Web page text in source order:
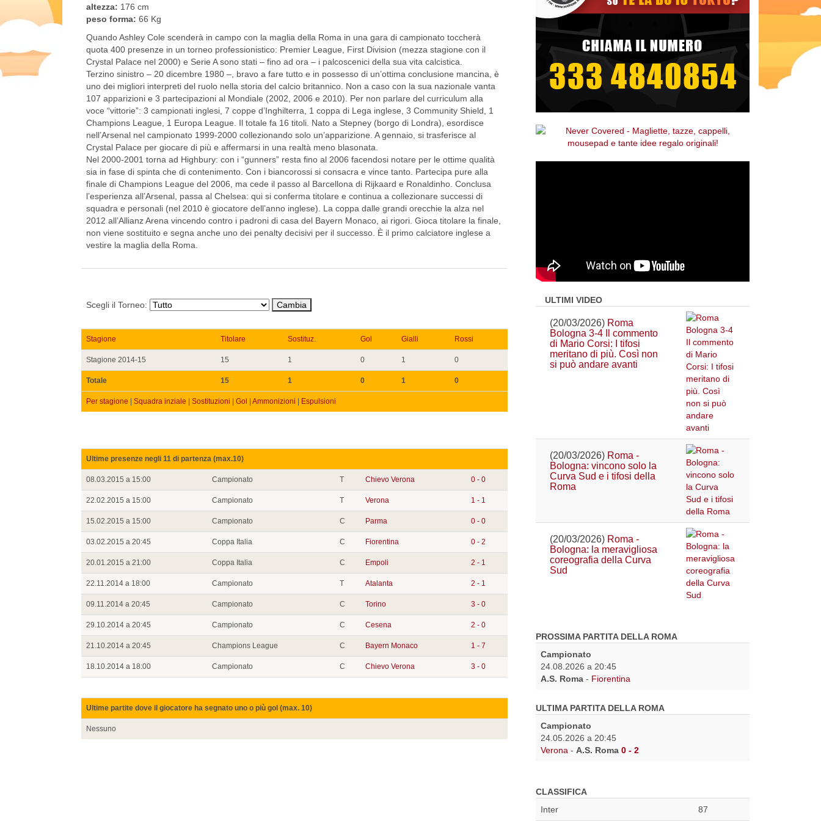
altezza: 176 cm
peso forma: 66 Kg
Quando Ashley Cole scenderà in campo con la maglia della Roma in una gara di campionato toccherà
quota 400 presenze in un torneo professionistico: Premier League, First Division (mezza stagione con il
Crystal Palace nel 2000) e Serie A sono stati – fino ad ora – i palcoscenici della sua vita calcistica.
Terzino sinistro – 20 dicembre 1980 –, bravo a fare tutto e in possesso di un’ottima conclusione mancina, è
uno dei migliori interpreti del ruolo nella storia del calcio britannico. Non a caso con la sua nazionale vanta
107 apparizioni e 3 partecipazioni al Mondiale (2002, 2006 e 2010). Per non parlare del curriculum alla
voce “vittorie”: 3 campionati inglesi, 7 coppe d’Inghilterra, 1 coppa di Lega inglese, 3 Community Shield, 1
Champions League, 1 Europa League. Il totale fa 16 titoli. Nato a Stepney (borgo di Londra), esordisce
nell’Arsenal nel campionato 1999-2000 collezionando solo un’apparizione. A gennaio, si trasferisce al
Crystal Palace per giocare di più e affermarsi in una realtà meno blasonata.
Nel 2000-2001 torna ad Highbury: con i “gunners” resta fino al 2006 facendosi notare per le ottime qualità
sia in fase di spinta che di contenimento. Con i biancorossi si consacra e vince tanto. Partecipa pure alla
finale di Champions League del 2006, ma cede il passo al Barcellona di Rijkaard e Ronaldinho. Conclusa
l’esperienza all’Arsenal, passa al Chelsea: qui si conferma titolare e continua a collezionare successi di
squadra e personali (nel 2010 è giocatore dell’anno inglese). La coppa dalle grandi orecchie la alza nel
2012 all’Allianz Arena vincendo contro i padroni di casa del Bayern Monaco, ai rigori. Gioca titolare la finale,
non viene sostituito e segna anche uno dei penalty decisivi per il successo. È il primo calciatore inglese a
vestire la maglia della Roma.
Scegli il Torneo:
Stagione Titolare Sostituz. Gol Gialli Rossi
Stagione 2014-15 15 1 0 1 0
Totale 15 1 0 1 0
Per stagione | Squadra inziale | Sostituzioni | Gol | Ammonizioni | Espulsioni
Ultime presenze negli 11 di partenza (max.10)
08.03.2015 a 15:00 Campionato T Chievo Verona 0 - 0
22.02.2015 a 15:00 Campionato T Verona 1 - 1
15.02.2015 a 15:00 Campionato C Parma 0 - 0
03.02.2015 a 20:45 Coppa Italia C Fiorentina 0 - 2
20.01.2015 a 21:00 Coppa Italia C Empoli 2 - 1
22.11.2014 a 18:00 Campionato T Atalanta 2 - 1
09.11.2014 a 20:45 Campionato C Torino 3 - 0
29.10.2014 a 20:45 Campionato C Cesena 2 - 0
21.10.2014 a 20:45 Champions League C Bayern Monaco 1 - 7
18.10.2014 a 18:00 Campionato C Chievo Verona 3 - 0
Ultime partite dove il giocatore ha segnato uno o più gol (max. 10)
Nessuno
ULTIMI VIDEO
(20/03/2026) Roma
Bologna 3-4 Il commento
di Mario Corsi: I tifosi
meritano di più. Così non
si può andare avanti
(20/03/2026) Roma -
Bologna: vincono solo la
Curva Sud e i tifosi della
Roma
(20/03/2026) Roma -
Bologna: la meravigliosa
coreografia della Curva
Sud
PROSSIMA PARTITA DELLA ROMA
Campionato
24.08.2026 a 20:45
A.S. Roma - Fiorentina
ULTIMA PARTITA DELLA ROMA
Campionato
24.05.2026 a 20:45
Verona - A.S. Roma 0 - 2
CLASSIFICA
Inter
87